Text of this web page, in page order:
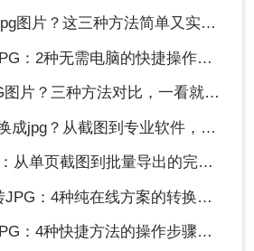
）。
用截图工具选择并截取PDF文
确保截取的内容完整且清晰。
分辨率。
片质量和清晰度，以确保图片
性。
里了，剩下的就靠大家去实践
帮助到大家，如果你身边也有
图片？这三种方法简单又实用！
2种无需电脑的快捷操作流程！
片？三种方法对比，一看就懂！
？从截图到专业软件，一篇讲清楚！
页截图到批量导出的完整操作路径！
4种纯在线方案的转换效果和速度对比！
快捷方法的操作步骤和常见格式问题！